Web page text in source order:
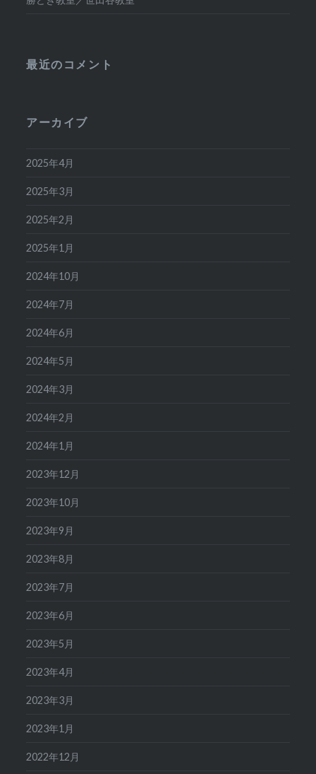
最近のコメント
アーカイブ
2025年4月
2025年3月
2025年2月
2025年1月
2024年10月
2024年7月
2024年6月
2024年5月
2024年3月
2024年2月
2024年1月
2023年12月
2023年10月
2023年9月
2023年8月
2023年7月
2023年6月
2023年5月
2023年4月
2023年3月
2023年1月
2022年12月